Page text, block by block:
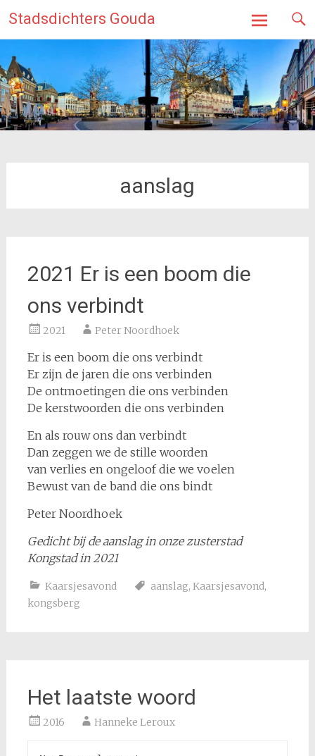
naar
de
inhoud
Stadsdichters Gouda
aanslag
2021 Er is een boom die
ons verbindt
2021 Peter Noordhoek
Er is een boom die ons verbindt
Er zijn de jaren die ons verbinden
De ontmoetingen die ons verbinden
De kerstwoorden die ons verbinden
En als rouw ons dan verbindt
Dan zeggen we de stille woorden
van verlies en ongeloof die we voelen
Bewust van de band die ons bindt
Peter Noordhoek
Gedicht bij de aanslag in onze zusterstad
Kongstad in 2021
Kaarsjesavond aanslag, Kaarsjesavond,
kongsberg
Het laatste woord
2016 Hanneke Leroux